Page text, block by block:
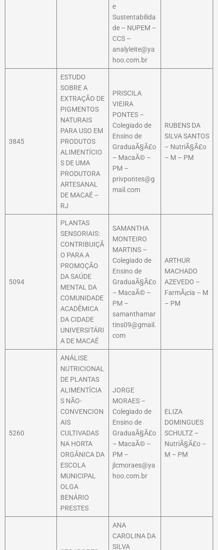
e
Sustentabilida
de – NUPEM –
CCS –
analyleite@ya
hoo.com.br
3845
ESTUDO
SOBRE A
EXTRAÇÃO DE
PIGMENTOS
NATURAIS
PARA USO EM
PRODUTOS
ALIMENTÍCIO
S DE UMA
PRODUTORA
ARTESANAL
DE MACAÉ –
RJ
PRISCILA
VIEIRA
PONTES –
Colegiado de
Ensino de
GraduaÃ§Ã£o
– MacaÃ© –
PM –
privpontes@g
mail.com
RUBENS DA
SILVA SANTOS
– NutriÃ§Ã£o
– M – PM
5094
PLANTAS
SENSORIAIS:
CONTRIBUIÇÃ
O PARA A
PROMOÇÃO
DA SAÚDE
MENTAL DA
COMUNIDADE
ACADÊMICA
DA CIDADE
UNIVERSITÁRI
A DE MACAÉ
SAMANTHA
MONTEIRO
MARTINS –
Colegiado de
Ensino de
GraduaÃ§Ã£o
– MacaÃ© –
PM –
samanthamar
tins09@gmail.
com
ARTHUR
MACHADO
AZEVEDO –
FarmÃ¡cia – M
– PM
5260
ANÁLISE
NUTRICIONAL
DE PLANTAS
ALIMENTÍCIA
S NÃO-
CONVENCION
AIS
CULTIVADAS
NA HORTA
ORGÂNICA DA
ESCOLA
MUNICIPAL
OLGA
BENÁRIO
PRESTES
JORGE
MORAES –
Colegiado de
Ensino de
GraduaÃ§Ã£o
– MacaÃ© –
PM –
jlcmoraes@ya
hoo.com.br
ELIZA
DOMINGUES
SCHULTZ –
NutriÃ§Ã£o –
M – PM
ANA
CAROLINA DA
SILVA